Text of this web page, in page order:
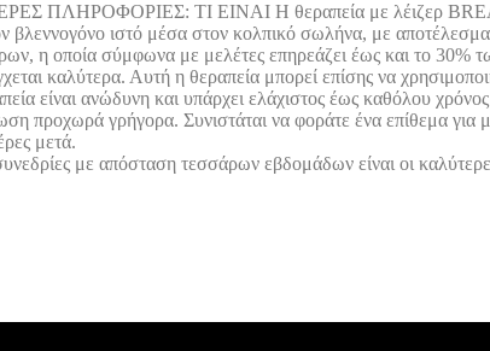
ΠΛΗΡΟΦΟΡΙΕΣ: ΤΙ ΕΙΝΑΙ Η θεραπεία με λέιζερ
βλεννογόνο ιστό μέσα στον κολπικό σωλήνα, με
η οποία σύμφωνα με μελέτες επηρεάζει έως και το 30%
καλύτερα. Αυτή η θεραπεία μπορεί επίσης να
είναι ανώδυνη και υπάρχει ελάχιστος έως καθόλου
προχωρά γρήγορα. Συνιστάται να φοράτε ένα επίθεμα για
μετά.
με απόσταση τεσσάρων εβδομάδων είναι οι